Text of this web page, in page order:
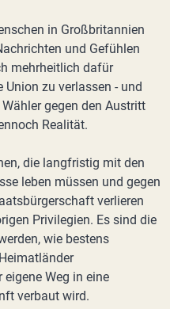
in Großbritannien
und Gefühlen
mehrheitlich dafür
Union zu verlassen - und
gegen den Austritt
Realität.
die langfristig mit den
leben müssen und gegen
verlieren
Privilegien. Es sind die
wie bestens
Weg in eine
verbaut wird.